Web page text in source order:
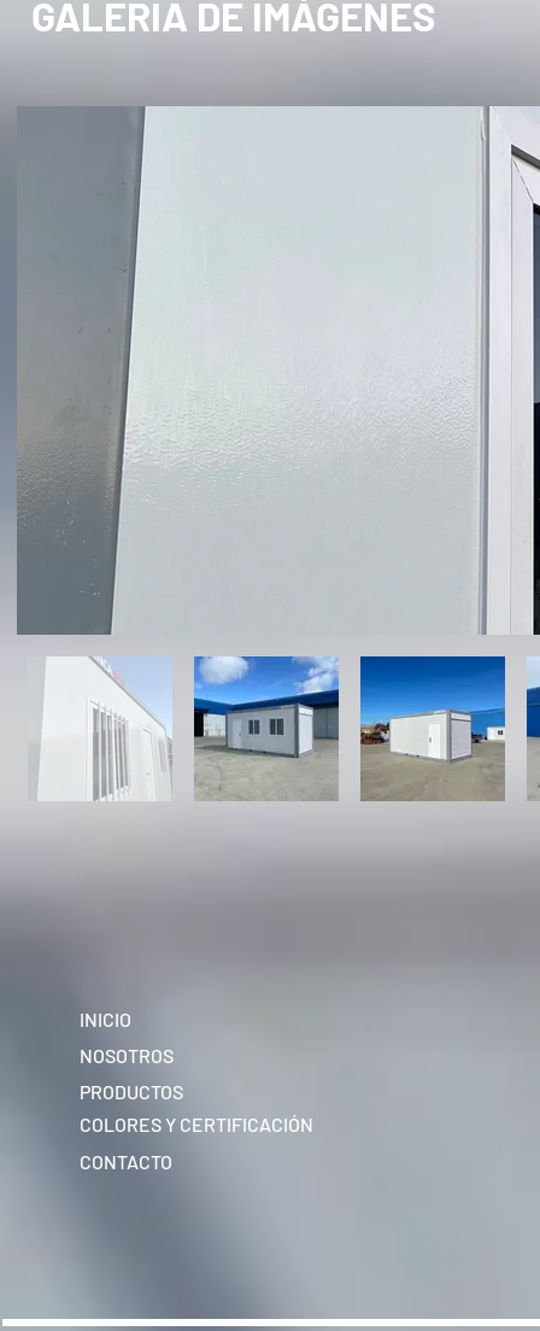
GALERÍA DE IMÁGENES
INICIO
NOSOTROS
PRODUCTOS
COLORES Y CERTIFICACIÓN
CONTACTO